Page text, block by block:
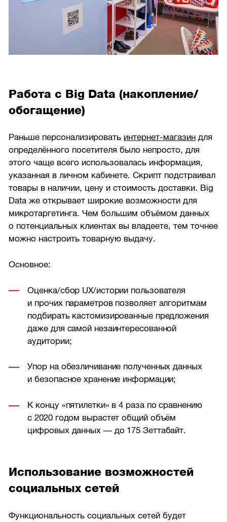
Работа с Big Data (накопление/
обогащение)
Раньше персонализировать интернет-магазин для
определённого посетителя было непросто, для
этого чаще всего использовалась информация,
указанная в личном кабинете. Скрипт подстраивал
товары в наличии, цену и стоимость доставки. Big
Data же открывает широкие возможности для
микротаргетинга. Чем большим объёмом данных
о потенциальных клиентах вы владеете, тем точнее
можно настроить товарную выдачу.
Основное:
Оценка/сбор UX/истории пользователя
и прочих параметров позволяет алгоритмам
подбирать кастомизированные предложения
даже для самой незаинтересованной
аудитории;
Упор на обезличивание полученных данных
и безопасное хранение информации;
К концу «пятилетки» в 4 раза по сравнению
с 2020 годом вырастет общий объём
цифровых данных — до 175 Зеттабайт.
Использование возможностей
социальных сетей
Функциональность социальных сетей будет